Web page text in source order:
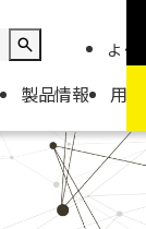
よく
製品情報 用